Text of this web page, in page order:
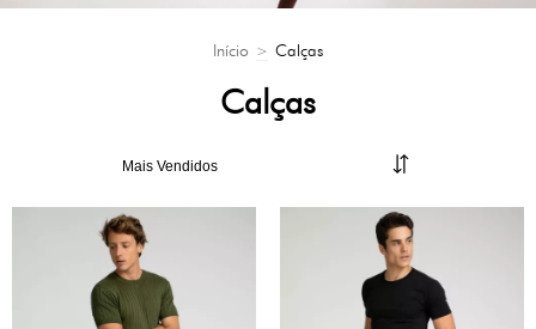
Início > Calças
Calças